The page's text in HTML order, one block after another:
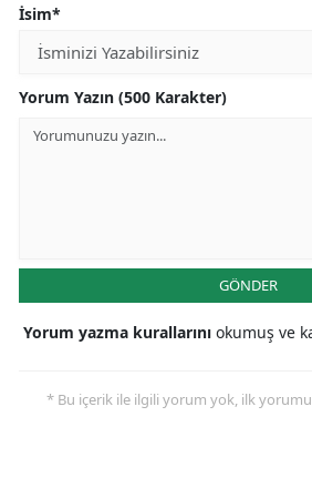
İsim*
Yorum Yazın (500 Karakter)
GÖNDER
Yorum yazma kurallarını okumuş ve
* Bu içerik ile ilgili yorum yok, ilk yorumu